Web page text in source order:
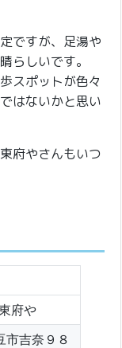
ですが、足湯や
らしいです。
スポットが色々
はないかと思い
府やさんもいつ
府や
吉奈９８